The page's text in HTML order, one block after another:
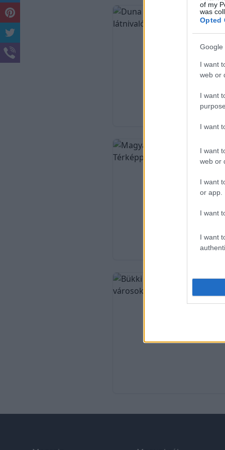
of my
was
Opted
Google
I want
web or
I want
I want
I want
web or
I want
or app.
I want
I want